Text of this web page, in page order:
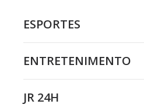
ESPORTES
ENTRETENIMENTO
JR 24H